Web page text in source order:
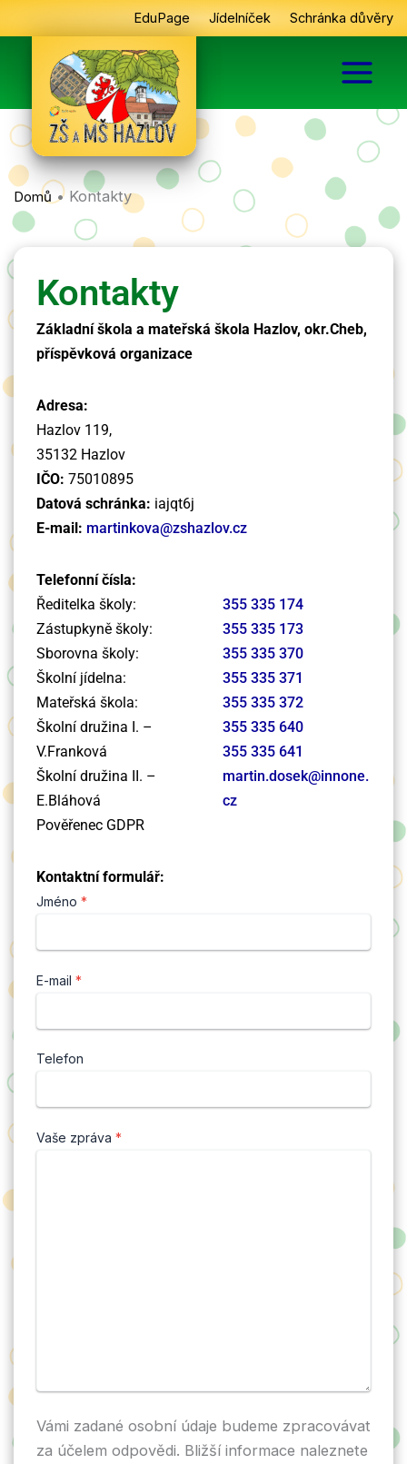
na
EduPage Jídelníček Schránka důvěry
Domů • Kontakty
Kontakty
Základní škola a mateřská škola Hazlov, okr.Cheb,
příspěvková organizace
Adresa:
Hazlov 119,
35132 Hazlov
IČO: 75010895
Datová schránka: iajqt6j
E-mail: martinkova@zshazlov.cz
Telefonní čísla:
Ředitelka školy:
Zástupkyně školy:
Sborovna školy:
Školní jídelna:
Mateřská škola:
Školní družina I. –
V.Franková
Školní družina II. –
E.Bláhová
Pověřenec GDPR
355 335 174
355 335 173
355 335 370
355 335 371
355 335 372
355 335 640
355 335 641
martin.dosek@innone.
cz
Kontaktní formulář:
Jméno *
E-mail *
Telefon
Vaše zpráva *
Vámi zadané osobní údaje budeme zpracovávat
za účelem odpovědi. Bližší informace naleznete